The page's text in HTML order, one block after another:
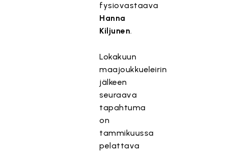
fysiovastaava
Hanna
Kiljunen.
Lokakuun
maajoukkueleirin
jälkeen
seuraava
tapahtuma
on
tammikuussa
pelattava